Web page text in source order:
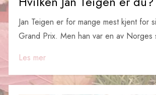
Jan Teigen er for mange mest kjent for
Grand Prix. Men han var en av
Les mer